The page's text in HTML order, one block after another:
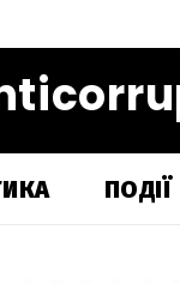
ПОДІЇ